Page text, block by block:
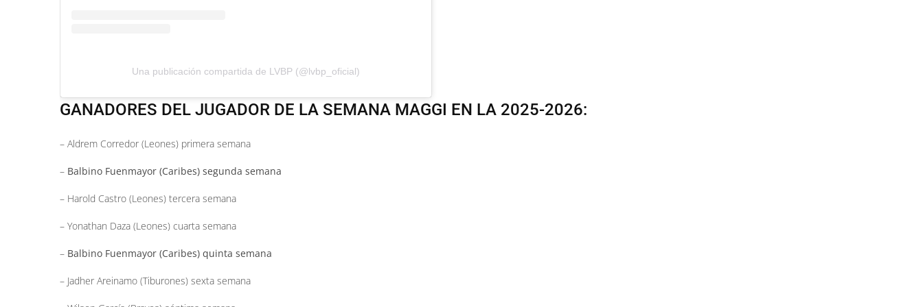
Una publicación compartida de LVBP (@lvbp_oficial)
GANADORES DEL JUGADOR DE LA SEMANA MAGGI EN LA 2025-2026:
– Aldrem Corredor (Leones) primera semana
– Balbino Fuenmayor (Caribes) segunda semana
– Harold Castro (Leones) tercera semana
– Yonathan Daza (Leones) cuarta semana
– Balbino Fuenmayor (Caribes) quinta semana
– Jadher Areinamo (Tiburones) sexta semana